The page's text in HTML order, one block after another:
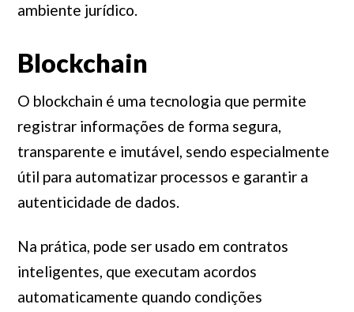
ambiente jurídico.
Blockchain
O blockchain é uma tecnologia que permite
registrar informações de forma segura,
transparente e imutável, sendo especialmente
útil para automatizar processos e garantir a
autenticidade de dados.
Na prática, pode ser usado em contratos
inteligentes, que executam acordos
automaticamente quando condições